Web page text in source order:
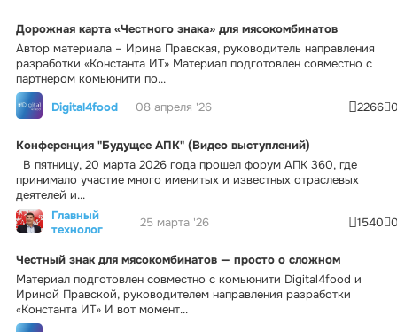
Дорожная карта «Честного знака» для мясокомбинатов
Автор материала – Ирина Правская, руководитель направления
разработки «Константа ИТ» Материал подготовлен совместно с
партнером комьюнити по...
Digital4food
08 апреля '26 2266
Конференция "Будущее АПК" (Видео выступлений)
В пятницу, 20 марта 2026 года прошел форум АПК 360, где
принимало участие много именитых и известных отраслевых
деятелей и...
Главный
технолог
25 марта '26 1540
Честный знак для мясокомбинатов — просто о сложном
Материал подготовлен совместно с комьюнити Digital4food и
Ириной Правской, руководителем направления разработки
«Константа ИТ» И вот момент...